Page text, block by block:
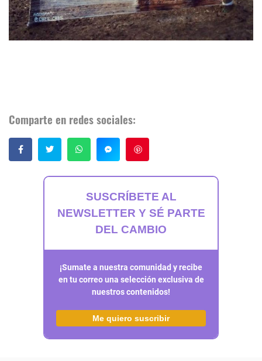
Comparte en redes sociales:
SUSCRÍBETE AL
NEWSLETTER Y SÉ PARTE
DEL CAMBIO
¡Sumate a nuestra comunidad y recibe
en tu correo una selección exclusiva de
nuestros contenidos!
Me quiero suscribir